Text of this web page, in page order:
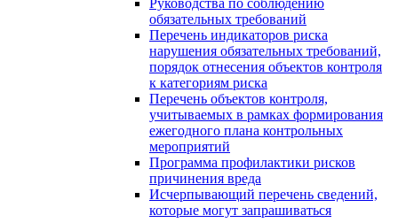
обязательных требований
Перечень индикаторов риска
нарушения обязательных требований,
порядок отнесения объектов контроля
к категориям риска
Перечень объектов контроля,
учитываемых в рамках формирования
ежегодного плана контрольных
мероприятий
Программа профилактики рисков
причинения вреда
Исчерпывающий перечень сведений,
которые могут запрашиваться